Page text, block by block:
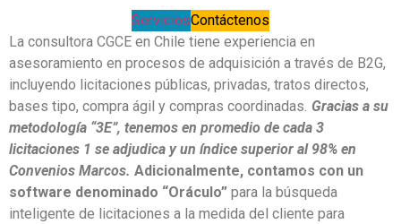
ServiciosContáctenos
La consultora CGCE en Chile tiene experiencia en
asesoramiento en procesos de adquisición a través de B2G,
incluyendo licitaciones públicas, privadas, tratos directos,
bases tipo, compra ágil y compras coordinadas. Gracias a su
metodología “3E”, tenemos en promedio de cada 3
licitaciones 1 se adjudica y un índice superior al 98% en
Convenios Marcos. Adicionalmente, contamos con un
software denominado “Oráculo” para la búsqueda
inteligente de licitaciones a la medida del cliente para